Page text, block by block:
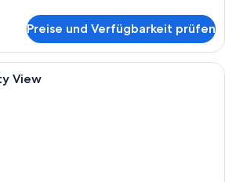
Preise und Verfügbarkeit prüfen
Allergikerbettwaren, Select-
View